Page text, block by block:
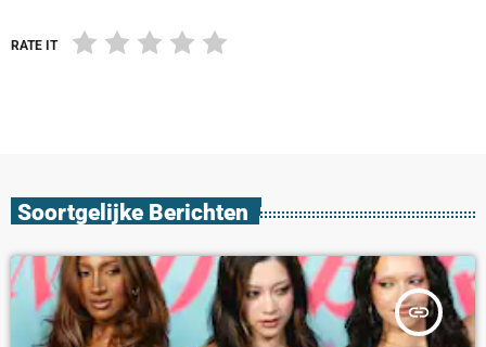
RATE IT
Soortgelijke Berichten
insert_link